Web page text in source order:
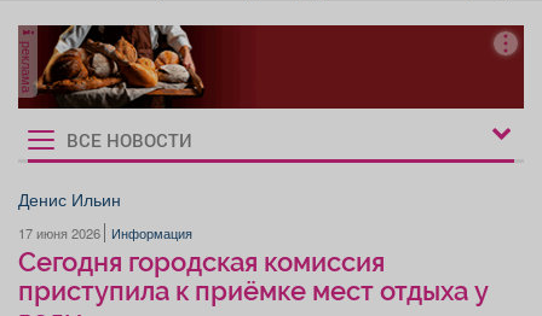
Объявления Недвижимость Услуги
Работа
реклама
Рукбрики
новостей
ВСЕ НОВОСТИ
Денис Ильин
17 июня 2026 Информация
Сегодня городская комиссия
приступила к приёмке мест отдыха у